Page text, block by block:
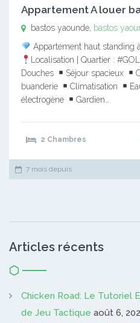
Appartement A louer
bastos yaounde, bastos
Appartement haut standing
Localisation | Quartier :
Douches
Séjour spacieux
buanderie
Climatisation
électrogène
Gardien…
2 Chambres
7 mois depuis
Articles récents
Chicken Road: Le Tutoriel
de Jeu Tactique août 6,